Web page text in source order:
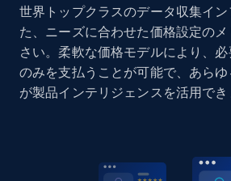
Home Depot US - Discovery
specific category URL
URL, Domain, Country code,
Sku, Product id, Product name,
and more.
世界トップクラスのデータ収集イ
た、ニーズに合わせた価格設定の
さい。柔軟な価格モデルにより、必
のみを支払うことが可能で、あら
が製品インテリジェンスを活用でき